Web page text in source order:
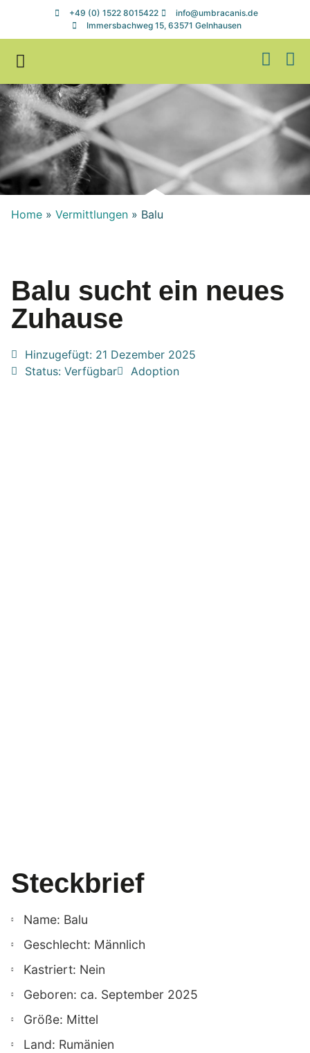
+49 (0) 1522 8015422
info@umbracanis.de
Immersbachweg 15, 63571 Gelnhausen
Home » Vermittlungen » Balu
Balu sucht ein neues
Zuhause
Hinzugefügt: 21 Dezember 2025
Status: Verfügbar
Adoption
Steckbrief
Name: Balu
Geschlecht: Männlich
Kastriert: Nein
Geboren: ca. September 2025
Größe: Mittel
Land: Rumänien